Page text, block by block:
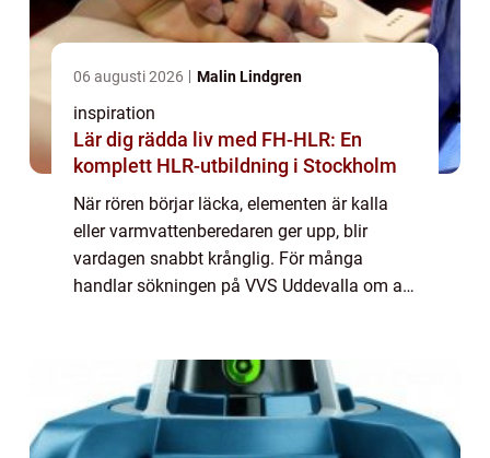
06 augusti 2026 Malin Lindgren
inspiration
Lär dig rädda liv med FH-HLR: En
komplett HLR-utbildning i Stockholm
När rören börjar läcka, elementen är kalla
eller varmvattenberedaren ger upp, blir
vardagen snabbt krånglig. För många
handlar sökningen på VVS Uddevalla om att